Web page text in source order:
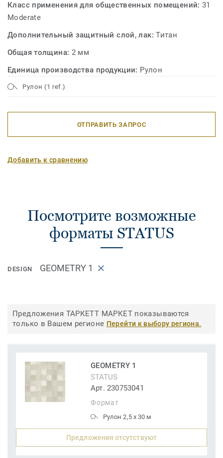
Класс применения для общественных помещений:31
Moderate
Дополнительный защитный слой, лак:Титан
Общая толщина: 2 мм
Единица производства продукции: Рулон
Рулон (1 ref.)
ОТПРАВИТЬ ЗАПРОС
Добавить к сравнению
Посмотрите возможные
форматы STATUS
DESIGN GEOMETRY 1
Предложения ТАРКЕТТ МАРКЕТ показываются
только в Вашем регионе Перейти к выбору региона.
GEOMETRY 1
STATUS
Арт. 230753041
Формат
Рулон 2,5 x 30 м
Предложения отсутствуют